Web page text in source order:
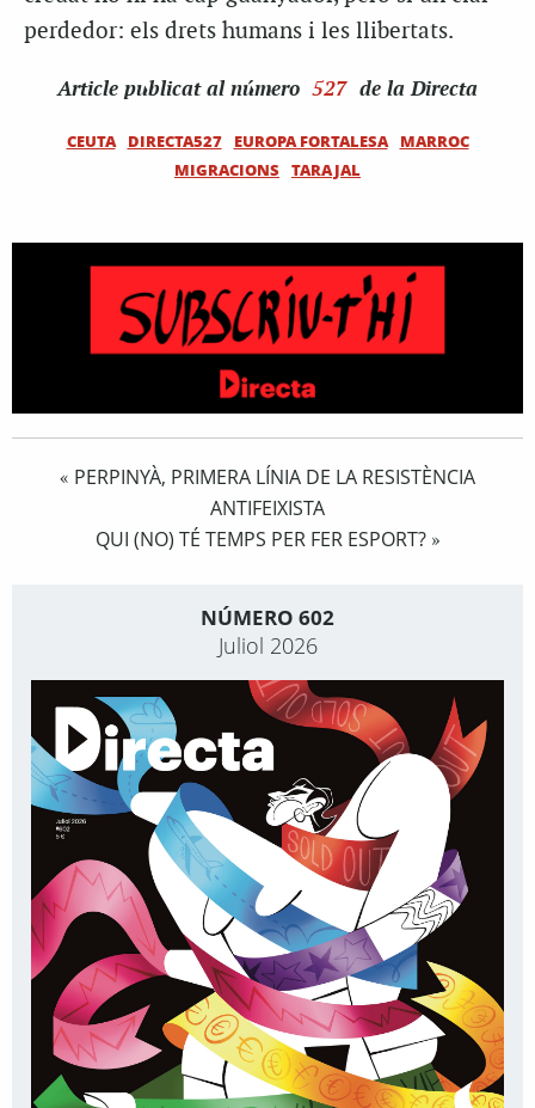
perdedor: els drets humans i les llibertats.
Article publicat al número 527 de la Directa
CEUTA DIRECTA527 EUROPA FORTALESA
MARROC
MIGRACIONS
TARAJAL
« PERPINYÀ, PRIMERA LÍNIA DE LA RESISTÈNCIA
ANTIFEIXISTA
QUI (NO) TÉ TEMPS PER FER ESPORT?»
NÚMERO 602
Juliol 2026